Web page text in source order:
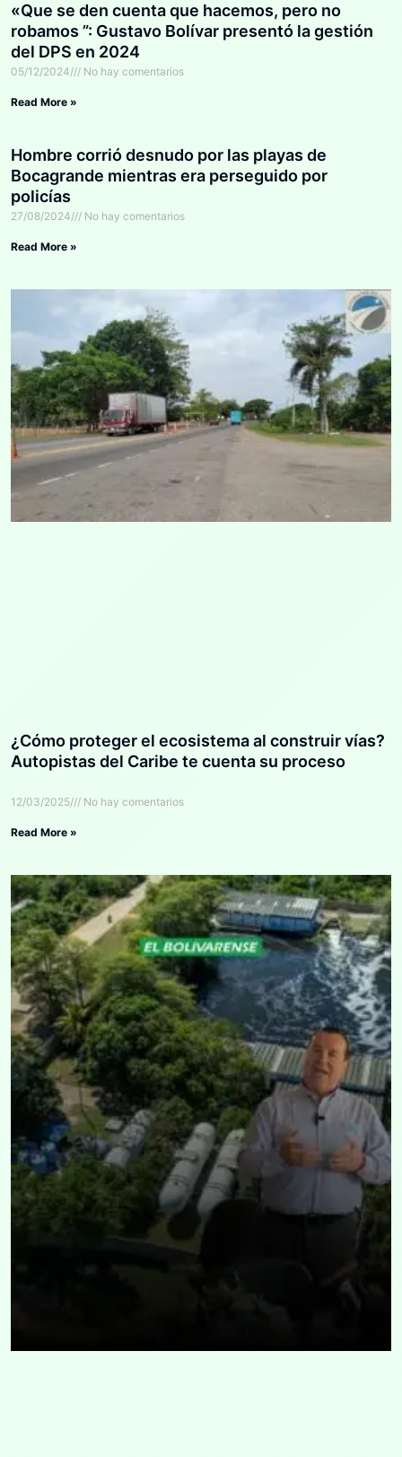
«Que se den cuenta que hacemos, pero no
robamos ”: Gustavo Bolívar presentó la gestión
del DPS en 2024
05/12/2024 No hay comentarios
Read More »
Hombre corrió desnudo por las playas de
Bocagrande mientras era perseguido por
policías
27/08/2024 No hay comentarios
Read More »
¿Cómo proteger el ecosistema al construir vías?
Autopistas del Caribe te cuenta su proceso
12/03/2025 No hay comentarios
Read More »